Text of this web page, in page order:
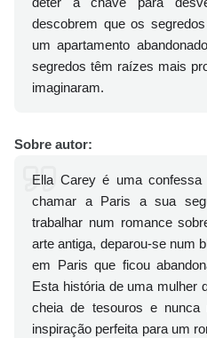
descobrem que os
um apartamento
segredos têm raízes mais
imaginaram.
Sobre autor:
Ella Carey é uma confessa
chamar a Paris a sua
trabalhar num romance
arte antiga, deparou-se num
em Paris que ficou
Esta história de uma mulher
cheia de tesouros e nunca
inspiração perfeita para um